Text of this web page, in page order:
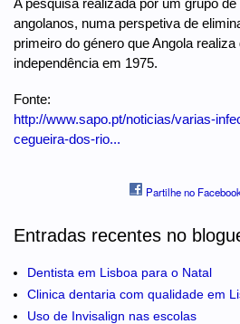
A pesquisa realizada por um grupo
angolanos, numa perspetiva de
primeiro do género que Angola
independência em 1975.
Fonte:
http://www.sapo.pt/noticias/varias-
cegueira-dos-rio...
Partilhe no
Entradas recentes no
Dentista em Lisboa para o Natal
Clinica dentaria com qualidade em
Uso de Invisalign nas escolas